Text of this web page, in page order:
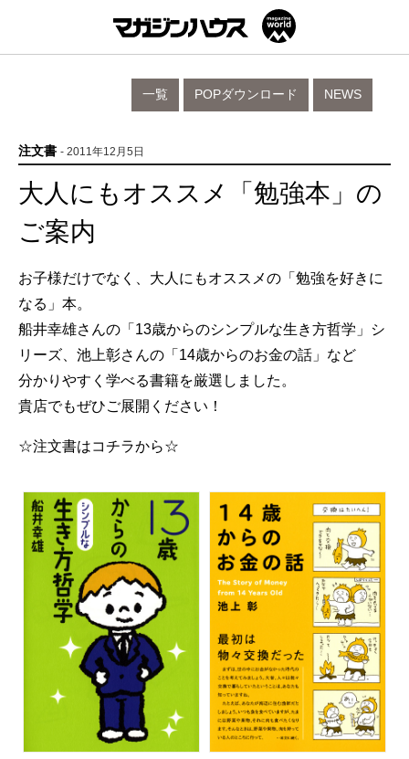
NEWS
POPダウンロード
一覧
注文書 - 2011年12月5日
大人にもオススメ「勉強本」の
ご案内
お子様だけでなく、大人にもオススメの「勉強を好きに
なる」本。
船井幸雄さんの「13歳からのシンプルな生き方哲学」シ
リーズ、池上彰さんの「14歳からのお金の話」など
分かりやすく学べる書籍を厳選しました。
貴店でもぜひご展開ください！
☆注文書はコチラから☆